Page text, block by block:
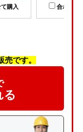
購入
合わせて
です。
る